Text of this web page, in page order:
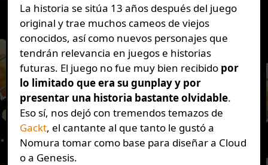
La historia se sitúa 13 años después del juego
original y trae muchos cameos de viejos
conocidos, así como nuevos personajes que
tendrán relevancia en juegos e historias
futuras. El juego no fue muy bien recibido por
lo limitado que era su gunplay y por
presentar una historia bastante olvidable.
Eso sí, nos dejó con tremendos temazos de
Gackt, el cantante al que tanto le gustó a
Nomura tomar como base para diseñar a Cloud
o a Genesis.